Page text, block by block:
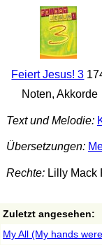
Feiert Jesus! 3
Noten, Akkorde
Text und Melodie:
Übersetzungen:
Rechte:Lilly Mack
Zuletzt angesehen:
My All (My hands